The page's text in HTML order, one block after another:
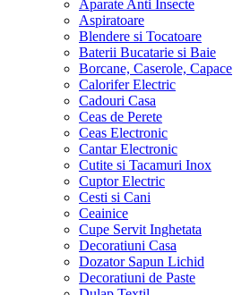
Aparate Anti Insecte
Aspiratoare
Blendere si Tocatoare
Baterii Bucatarie si Baie
Borcane, Caserole, Capace
Calorifer Electric
Cadouri Casa
Ceas de Perete
Ceas Electronic
Cantar Electronic
Cutite si Tacamuri Inox
Cuptor Electric
Cesti si Cani
Ceainice
Cupe Servit Inghetata
Decoratiuni Casa
Dozator Sapun Lichid
Decoratiuni de Paste